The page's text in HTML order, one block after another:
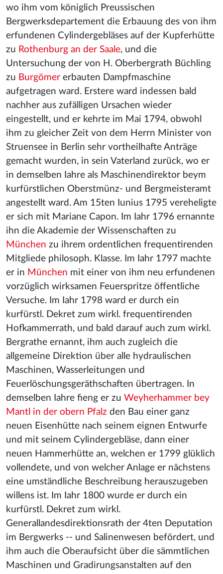
wo ihm vom königlich Preussischen
Bergwerksdepartement die Erbauung des von ihm
erfundenen Cylindergebläses auf der Kupferhütte
zu Rothenburg an der Saale, und die
Untersuchung der von H. Oberbergrath Büchling
zu Burgömer erbauten Dampfmaschine
aufgetragen ward. Erstere ward indessen bald
nachher aus zufälligen Ursachen wieder
eingestellt, und er kehrte im Mai 1794, obwohl
ihm zu gleicher Zeit von dem Herrn Minister von
Struensee in Berlin sehr vortheilhafte Anträge
gemacht wurden, in sein Vaterland zurück, wo er
in demselben Iahre als Maschinendirektor beym
kurfürstlichen Oberstmünz- und Bergmeisteramt
angestellt ward. Am 15ten Iunius 1795 vereheligte
er sich mit Mariane Capon. Im Iahr 1796 ernannte
ihn die Akademie der Wissenschaften zu
München zu ihrem ordentlichen frequentirenden
Mitgliede philosoph. Klasse. Im Iahr 1797 machte
er in München mit einer von ihm neu erfundenen
vorzüglich wirksamen Feuerspritze öffentliche
Versuche. Im Iahr 1798 ward er durch ein
kurfürstl. Dekret zum wirkl. frequentirenden
Hofkammerrath, und bald darauf auch zum wirkl.
Bergrathe ernannt, ihm auch zugleich die
allgemeine Direktion über alle hydraulischen
Maschinen, Wasserleitungen und
Feuerlöschungsgeräthschaften übertragen. In
demselben Iahre fieng er zu Weyherhammer bey
Mantl in der obern Pfalz den Bau einer ganz
neuen Eisenhütte nach seinem eignen Entwurfe
und mit seinem Cylindergebläse, dann einer
neuen Hammerhütte an, welchen er 1799 glüklich
vollendete, und von welcher Anlage er nächstens
eine umständliche Beschreibung herauszugeben
willens ist. Im Iahr 1800 wurde er durch ein
kurfürstl. Dekret zum wirkl.
Generallandesdirektionsrath der 4ten Deputation
im Bergwerks -- und Salinenwesen befördert, und
ihm auch die Oberaufsicht über die sämmtlichen
Maschinen und Gradirungsanstalten auf den